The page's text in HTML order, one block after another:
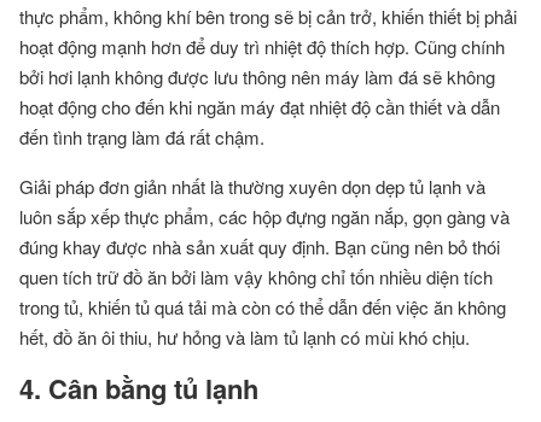
thực phẩm, không khí bên trong sẽ bị cản trở, khiến thiết bị phải
hoạt động mạnh hơn để duy trì nhiệt độ thích hợp. Cũng chính
bởi hơi lạnh không được lưu thông nên máy làm đá sẽ không
hoạt động cho đến khi ngăn máy đạt nhiệt độ cần thiết và dẫn
đến tình trạng làm đá rất chậm.
Giải pháp đơn giản nhất là thường xuyên dọn dẹp tủ lạnh và
luôn sắp xếp thực phẩm, các hộp đựng ngăn nắp, gọn gàng và
đúng khay được nhà sản xuất quy định. Bạn cũng nên bỏ thói
quen tích trữ đồ ăn bởi làm vậy không chỉ tốn nhiều diện tích
trong tủ, khiến tủ quá tải mà còn có thể dẫn đến việc ăn không
hết, đồ ăn ôi thiu, hư hỏng và làm tủ lạnh có mùi khó chịu.
4. Cân bằng tủ lạnh